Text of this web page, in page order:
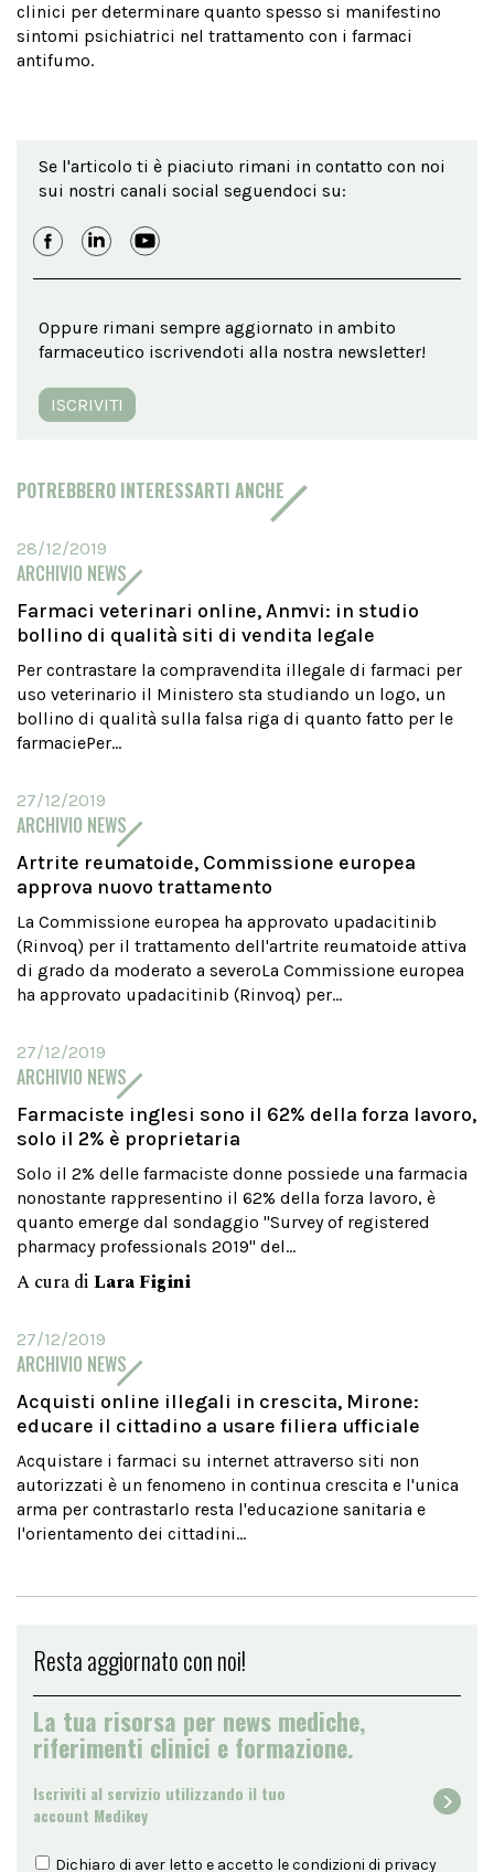
clinici per determinare quanto spesso si manifestino
sintomi psichiatrici nel trattamento con i farmaci
antifumo.
Se l'articolo ti è piaciuto rimani in contatto con noi
sui nostri canali social seguendoci su:
Oppure rimani sempre aggiornato in ambito
farmaceutico iscrivendoti alla nostra newsletter!
ISCRIVITI
POTREBBERO INTERESSARTI ANCHE
28/12/2019
ARCHIVIO NEWS
Farmaci veterinari online, Anmvi: in studio
bollino di qualità siti di vendita legale
Per contrastare la compravendita illegale di farmaci per
uso veterinario il Ministero sta studiando un logo, un
bollino di qualità sulla falsa riga di quanto fatto per le
farmaciePer...
27/12/2019
ARCHIVIO NEWS
Artrite reumatoide, Commissione europea
approva nuovo trattamento
La Commissione europea ha approvato upadacitinib
(Rinvoq) per il trattamento dell'artrite reumatoide attiva
di grado da moderato a severoLa Commissione europea
ha approvato upadacitinib (Rinvoq) per...
27/12/2019
ARCHIVIO NEWS
Farmaciste inglesi sono il 62% della forza lavoro,
solo il 2% è proprietaria
Solo il 2% delle farmaciste donne possiede una farmacia
nonostante rappresentino il 62% della forza lavoro, è
quanto emerge dal sondaggio "Survey of registered
pharmacy professionals 2019" del...
A cura di Lara Figini
27/12/2019
ARCHIVIO NEWS
Acquisti online illegali in crescita, Mirone:
educare il cittadino a usare filiera ufficiale
Acquistare i farmaci su internet attraverso siti non
autorizzati è un fenomeno in continua crescita e l'unica
arma per contrastarlo resta l'educazione sanitaria e
l'orientamento dei cittadini...
Resta aggiornato con noi!
La tua risorsa per news mediche,
riferimenti clinici e formazione.
Iscriviti al servizio utilizzando il tuo
account Medikey
Dichiaro di aver letto e accetto le condizioni di privacy